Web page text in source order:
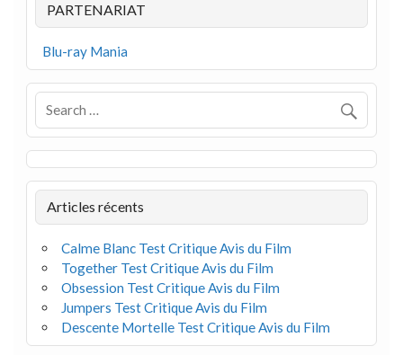
PARTENARIAT
Blu-ray Mania
Articles récents
Calme Blanc Test Critique Avis du Film
Together Test Critique Avis du Film
Obsession Test Critique Avis du Film
Jumpers Test Critique Avis du Film
Descente Mortelle Test Critique Avis du Film